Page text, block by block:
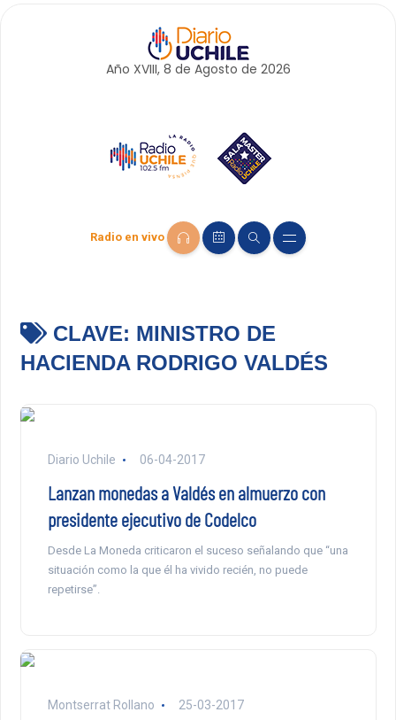
Año XVIII, 8 de Agosto de 2026
Radio en vivo
CLAVE: MINISTRO DE
HACIENDA RODRIGO VALDÉS
Diario Uchile 06-04-2017
Lanzan monedas a Valdés en almuerzo con
presidente ejecutivo de Codelco
Desde La Moneda criticaron el suceso señalando que “una
situación como la que él ha vivido recién, no puede
repetirse”.
Montserrat Rollano 25-03-2017